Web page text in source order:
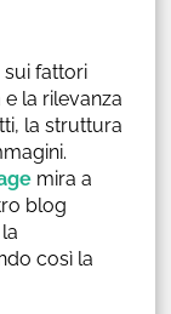
fattori
la rilevanza
la struttura
mira a
blog
così la